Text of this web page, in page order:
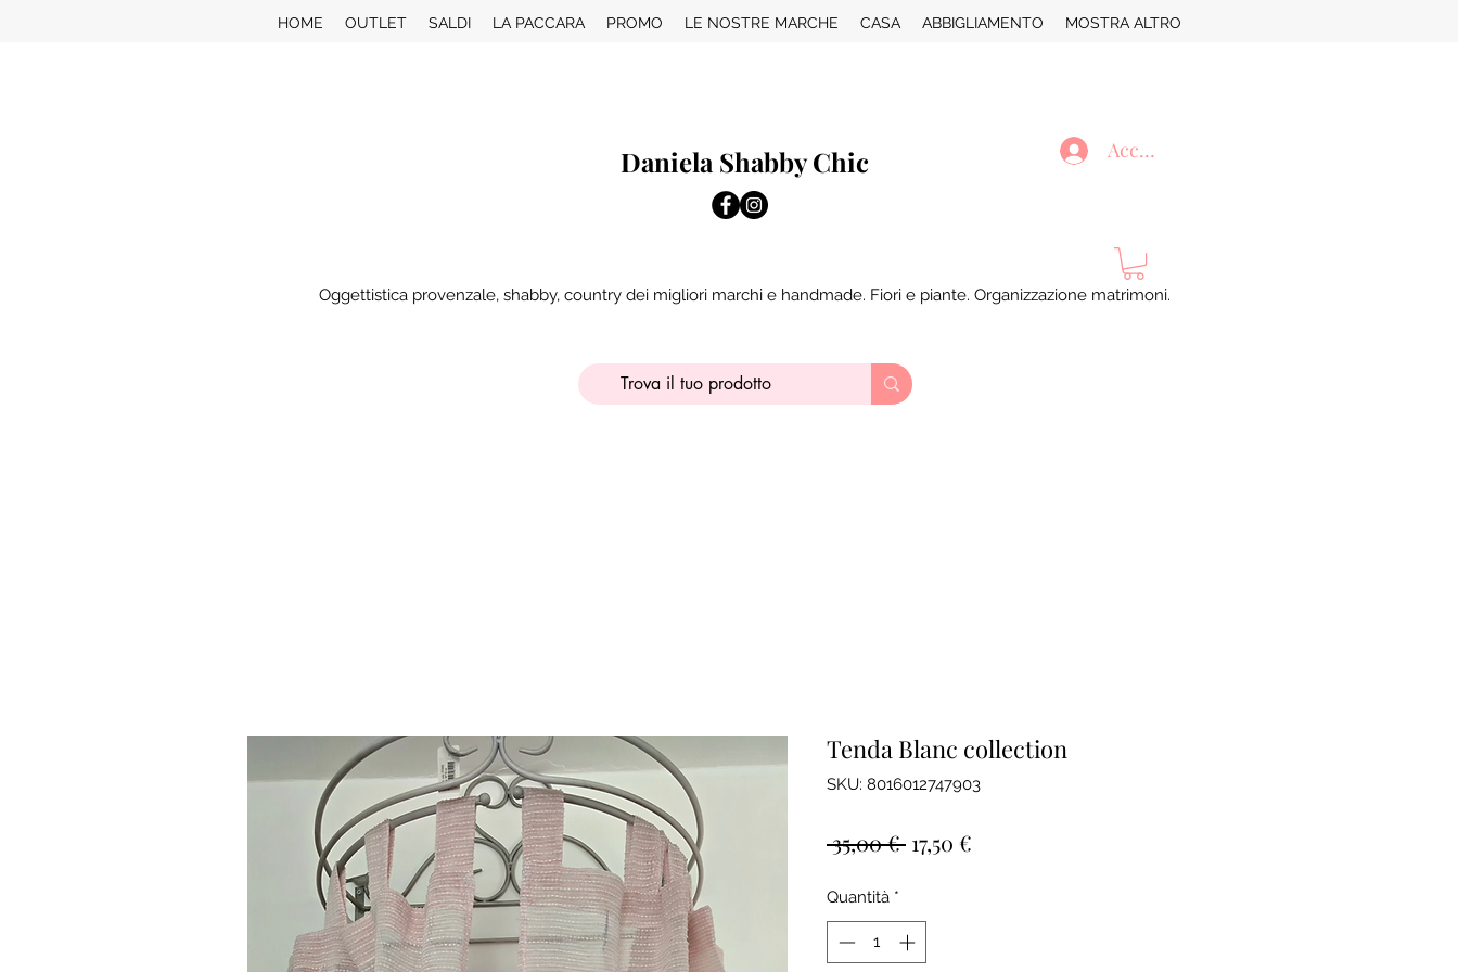
HOME OUTLET SALDI LA PACCARA PROMO LE NOSTRE MARCHE CASA ABBIGLIAMENTO MOSTRA ALTRO
Daniela Shabby Chic Accedi
Oggettistica provenzale, shabby, country dei migliori marchi e handmade. Fiori e piante. Organizzazione matrimoni.
Tenda Blanc collection
SKU: 8016012747903
35,00 € Prezzo
17,50 €
Quantità *